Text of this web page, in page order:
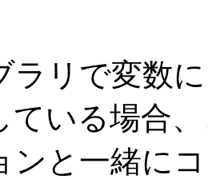
ラリで変数に
ている場合
ンと一緒に